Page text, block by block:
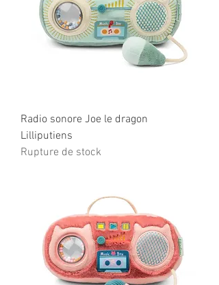
Radio sonore Joe le dragon
Lilliputiens
Rupture de stock